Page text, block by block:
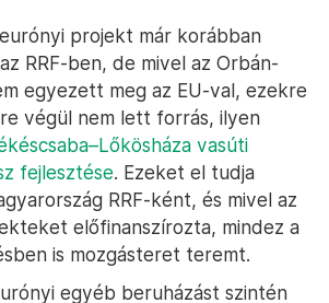
projekt már korábban
RRF-ben, de mivel az Orbán-
egyezett meg az EU-val, ezekre
végül nem lett forrás, ilyen
vasúti
fejlesztése. Ezeket el tudja
RRF-ként, és mivel az
előfinanszírozta, mindez a
is mozgásteret teremt.
egyéb beruházást szintén